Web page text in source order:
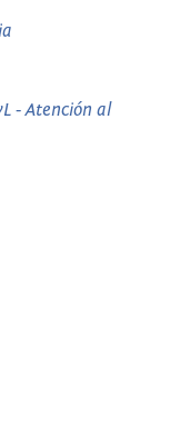
- Atención al